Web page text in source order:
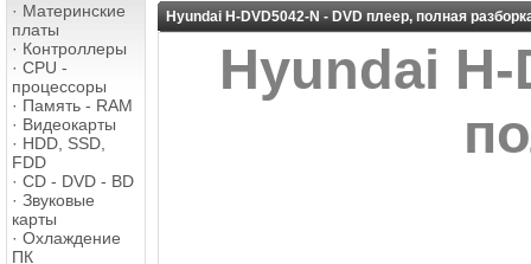
· Материнские
платы
· Контроллеры
· CPU -
процессоры
· Память - RAM
· Видеокарты
· HDD, SSD,
FDD
· CD - DVD - BD
· Звуковые
карты
· Охлаждение
ПК
Hyundai H-DVD5042-N - DVD плеер, полная
Hyundai H-